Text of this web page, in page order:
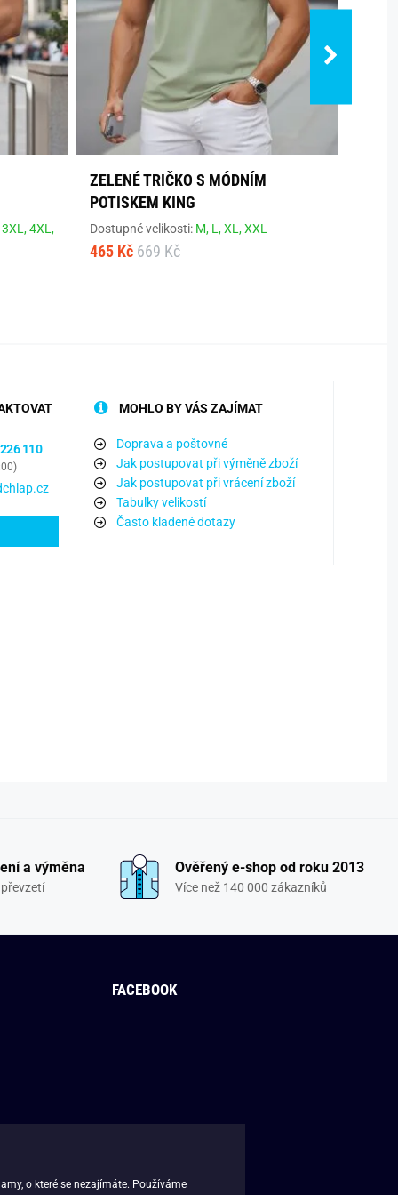
3XL,4XL,
ZELENÉ TRIČKO S MÓDNÍM
POTISKEM KING
Dostupné velikosti: M, L,XL,XXL
465 Kč 669 Kč
110
MOHLO BY VÁS ZAJÍMAT
Doprava a poštovné
Jak postupovat při výměně zboží
Jak postupovat při vrácení zboží
Tabulky velikostí
Často kladené dotazy
a výměna Ověřený e-shop od roku 2013
Více než 140 000 zákazníků
FACEBOOK
o které se nezajímáte. Používáme